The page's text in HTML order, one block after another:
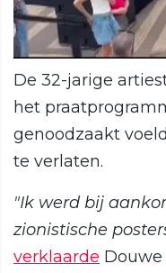
De 32-jarige
het
genoodzaakt
te verlaten.
"Ik werd bij
zionistische
verklaarde Douwe